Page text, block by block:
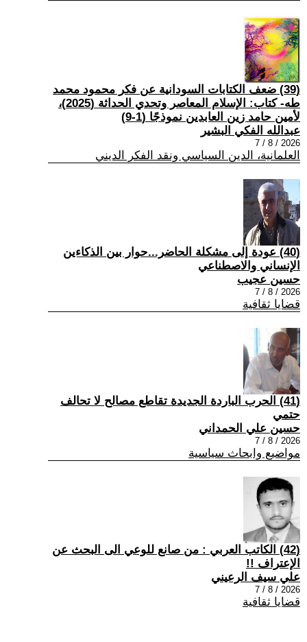
(39) ضعف الكتابات السودانية عن فكر محمود محمد
طه- كتاب: الإسلام المعاصر وتحدي الحداثة (2025)،
لأمين حامد زين العابدين نموذجًا (1-9)
عبدالله الفكي البشير
2026 / 8 / 7
العلمانية، الدين السياسي ونقد الفكر الديني
(40) عودة إلى مشكلة الحاضر...حوار بين الذكاءين
الإنساني والاصطناعي
حسين عجيب
2026 / 8 / 7
قضايا ثقافية
(41) الحرب الباردة الجديدة تقاطع مصالح لا تحالف
حتمي
حسين علي الحمداني
2026 / 8 / 7
مواضيع وابحاث سياسية
(42) الكاتب العربي : من صانع للوعي الى البحث عن
الإعتراف !!
علي سيف الرعيني
2026 / 8 / 7
قضايا ثقافية